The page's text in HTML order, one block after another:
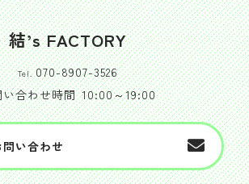
結’s FACTORY
Tel. 070-8907-3526
い合わせ時間 10:00～19:00
い合わせ